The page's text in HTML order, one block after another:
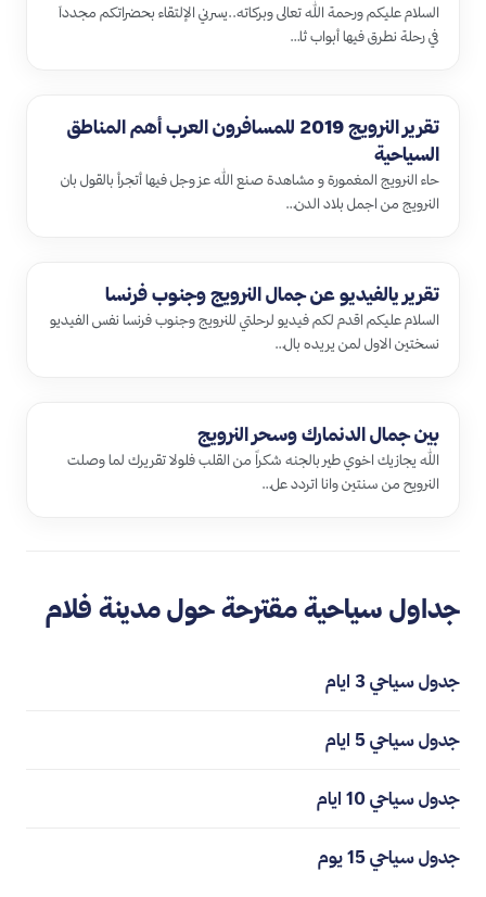
السلام عليكم ورحمة الله تعالى وبركاته..يسرني الإلتقاء بحضراتكم مجددآ
في رحلة نطرق فيها أبواب ثا…
تقرير النرويج 2019 للمسافرون العرب أهم المناطق
السياحية
حاء النرويج المغمورة و مشاهدة صنع الله عز وجل فيها أتجرأ بالقول بان
النرويج من اجمل بلاد الدن…
تقرير يالفيديو عن جمال النرويج وجنوب فرنسا
السلام عليكم اقدم لكم فيديو لرحلتي للنرويج وجنوب فرنسا نفس الفيديو
نسختين الاول لمن يريده بال…
بين جمال الدنمارك وسحر النرويج
الله يجازيك اخوي طير بالجنه شكراً من القلب فلولا تقريرك لما وصلت
النرويح من سنتين وانا اتردد عل…
جداول سياحية مقترحة حول مدينة فلام
جدول سياحي 3 ايام
جدول سياحي 5 ايام
جدول سياحي 10 ايام
جدول سياحي 15 يوم